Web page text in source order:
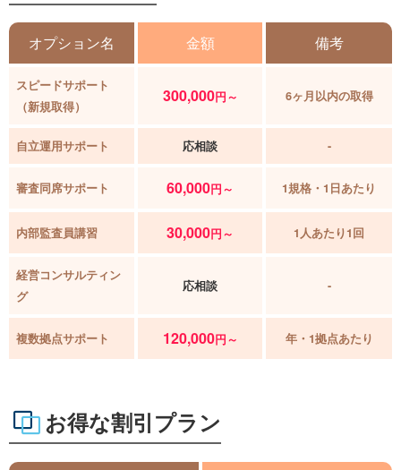
オプション名 金額 備考
スピードサポート
（新規取得）
300,000円～ 6ヶ月以内の取得
自立運用サポート 応相談 -
審査同席サポート 60,000円～ 1規格・1日あたり
内部監査員講習 30,000円～ 1人あたり1回
経営コンサルティン
グ
応相談 -
複数拠点サポート 120,000円～ 年・1拠点あたり
お得な割引プラン